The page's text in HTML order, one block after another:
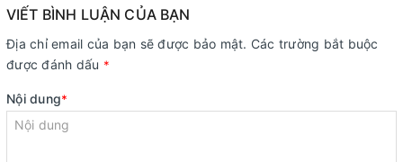
VIẾT BÌNH LUẬN CỦA BẠN
Địa chỉ email của bạn sẽ được bảo mật. Các trường bắt buộc
được đánh dấu *
Nội dung*